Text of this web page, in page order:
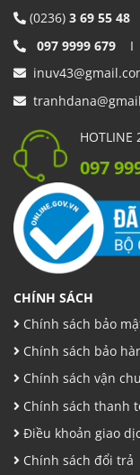
(0236) 3 69 55 48
097 9999 679 I
HOTLINE
097
CHÍNH SÁCH
Chính sách bảo
Chính sách bảo
Chính sách vận
Chính sách thanh
Điều khoản giao
Chính sách đổi trả